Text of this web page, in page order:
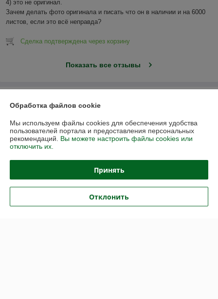
4) это не оригинал.
Зачем делать фото оригинала и писать что он в наличии и на 6000
листов, если это всё неправда?
Сделка подтверждена через корзину
Показать все отзывы
Контакты
Доставка и оплата
Полная версия сайта
Обработка файлов cookie
Мы используем файлы cookies для обеспечения удобства
пользователей портала и предоставления персональных
рекомендаций. Вы можете настроить файлы cookies или
отключить их.
Принять
Отклонить